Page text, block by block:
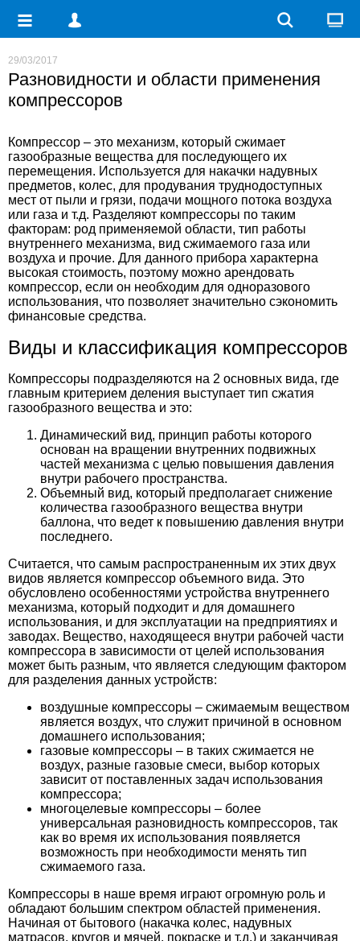
29/03/2017
Разновидности и области применения
компрессоров
Компрессор – это механизм, который сжимает
газообразные вещества для последующего их
перемещения. Используется для накачки надувных
предметов, колес, для продувания труднодоступных
мест от пыли и грязи, подачи мощного потока воздуха
или газа и т.д. Разделяют компрессоры по таким
факторам: род применяемой области, тип работы
внутреннего механизма, вид сжимаемого газа или
воздуха и прочие. Для данного прибора характерна
высокая стоимость, поэтому можно арендовать
компрессор, если он необходим для одноразового
использования, что позволяет значительно сэкономить
финансовые средства.
Виды и классификация компрессоров
Компрессоры подразделяются на 2 основных вида, где
главным критерием деления выступает тип сжатия
газообразного вещества и это:
Динамический вид, принцип работы которого
основан на вращении внутренних подвижных
частей механизма с целью повышения давления
внутри рабочего пространства.
Объемный вид, который предполагает снижение
количества газообразного вещества внутри
баллона, что ведет к повышению давления внутри
последнего.
Считается, что самым распространенным их этих двух
видов является компрессор объемного вида. Это
обусловлено особенностями устройства внутреннего
механизма, который подходит и для домашнего
использования, и для эксплуатации на предприятиях и
заводах. Вещество, находящееся внутри рабочей части
компрессора в зависимости от целей использования
может быть разным, что является следующим фактором
для разделения данных устройств:
воздушные компрессоры – сжимаемым веществом
является воздух, что служит причиной в основном
домашнего использования;
газовые компрессоры – в таких сжимается не
воздух, разные газовые смеси, выбор которых
зависит от поставленных задач использования
компрессора;
многоцелевые компрессоры – более
универсальная разновидность компрессоров, так
как во время их использования появляется
возможность при необходимости менять тип
сжимаемого газа.
Компрессоры в наше время играют огромную роль и
обладают большим спектром областей применения.
Начиная от бытового (накачка колес, надувных
матрасов, кругов и мячей, покраске и т.д.) и заканчивая